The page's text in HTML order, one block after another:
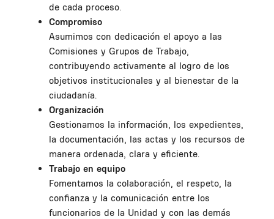
de cada proceso.
Compromiso
Asumimos con dedicación el apoyo a las
Comisiones y Grupos de Trabajo,
contribuyendo activamente al logro de los
objetivos institucionales y al bienestar de la
ciudadanía.
Organización
Gestionamos la información, los expedientes,
la documentación, las actas y los recursos de
manera ordenada, clara y eficiente.
Trabajo en equipo
Fomentamos la colaboración, el respeto, la
confianza y la comunicación entre los
funcionarios de la Unidad y con las demás